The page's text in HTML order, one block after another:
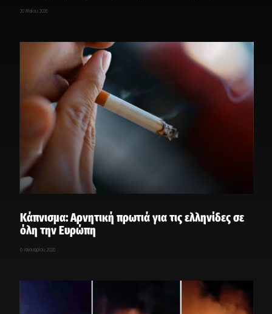
20 Μαΐου, 2026
Κάπνισμα: Αρνητική πρωτιά για τις ελληνίδες σε
όλη την Ευρώπη
6 Ιανουαρίου, 2026